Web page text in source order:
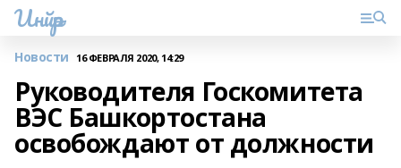
Инйәр
Новости 16 ФЕВРАЛЯ 2020, 14:29
Руководителя Госкомитета
ВЭС Башкортостана
освобождают от должности